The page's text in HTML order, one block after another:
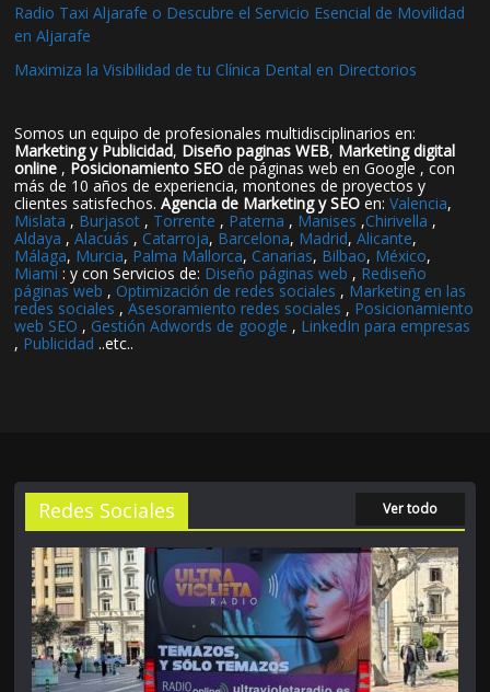
Radio Taxi Aljarafe o Descubre el Servicio Esencial de Movilidad
en Aljarafe
Maximiza la Visibilidad de tu Clínica Dental en Directorios
Somos un equipo de profesionales multidisciplinarios en:
Marketing y Publicidad, Diseño paginas WEB, Marketing digital
online , Posicionamiento SEO de páginas web en Google , con
más de 10 años de experiencia, montones de proyectos y
clientes satisfechos.Agencia de Marketing y SEO en:Valencia,
Mislata , Burjasot , Torrente , Paterna , Manises ,Chirivella ,
Aldaya ,Alacuás , Catarroja, Barcelona, Madrid,Alicante,
Málaga, Murcia, Palma Mallorca, Canarias, Bilbao, México,
Miami : y con Servicios de: Diseño páginas web , Rediseño
páginas web , Optimización de redes sociales , Marketing en las
redes sociales ,Asesoramiento redes sociales , Posicionamiento
web SEO , Gestión Adwords de google , LinkedIn para empresas
, Publicidad ..etc..
Redes Sociales Ver todo